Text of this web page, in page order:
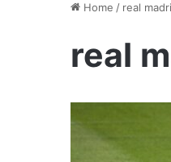
Home / real
real